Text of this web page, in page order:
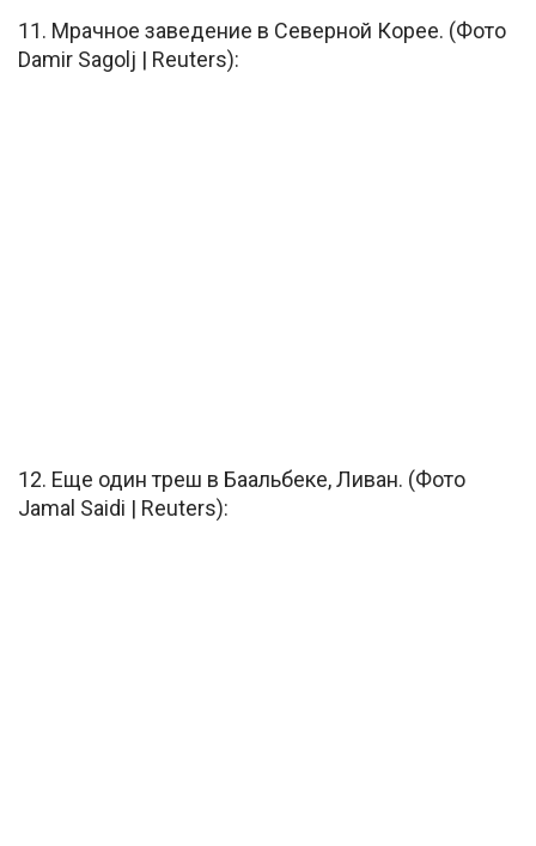
11. Мрачное заведение в Северной Корее. (Фото
Damir Sagolj | Reuters):
12. Еще один треш в Баальбеке, Ливан. (Фото
Jamal Saidi | Reuters):